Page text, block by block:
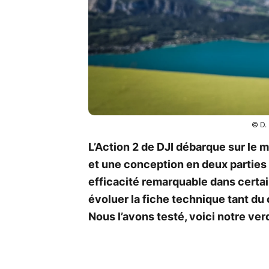
© D.
L’Action 2 de DJI débarque sur le
et une conception en deux
efficacité remarquable dans
évoluer la fiche technique tant du
Nous l’avons testé, voici notre